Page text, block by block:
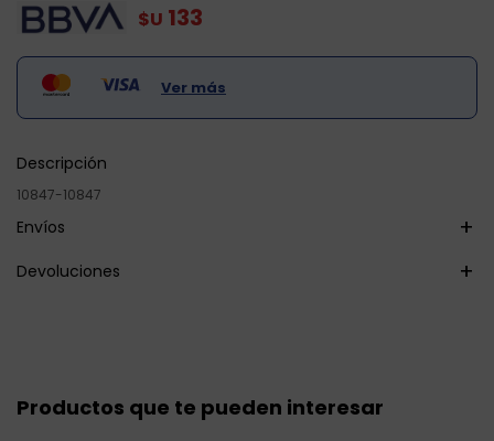
$U 133
Ver más
Descripción
10847-10847
Envíos
Devoluciones
Productos que te pueden interesar